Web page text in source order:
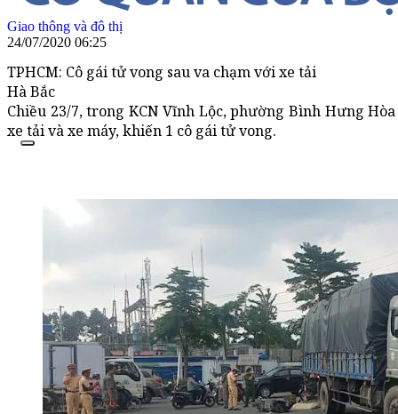
Giao thông và đô thị
24/07/2020 06:25
TPHCM: Cô gái tử vong sau va chạm với xe tải
Hà Bắc
Chiều 23/7, trong KCN Vĩnh Lộc, phường Bình Hưng
xe tải và xe máy, khiến 1 cô gái tử vong.